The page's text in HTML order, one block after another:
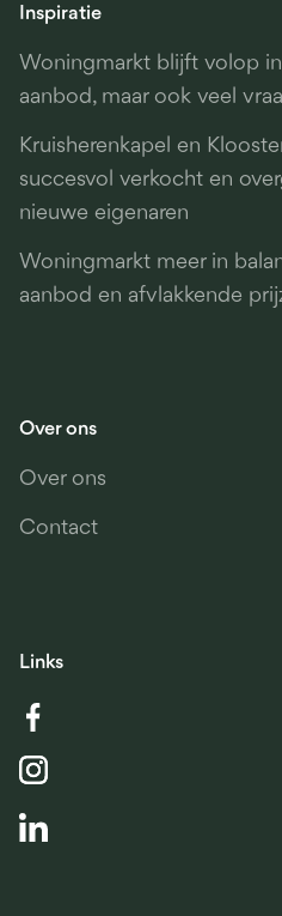
Inspiratie
Woningmarkt blijft volop
aanbod, maar ook veel
Kruisherenkapel en
succesvol verkocht en
nieuwe eigenaren
Woningmarkt meer in
aanbod en afvlakkende
Over ons
Over ons
Contact
Links